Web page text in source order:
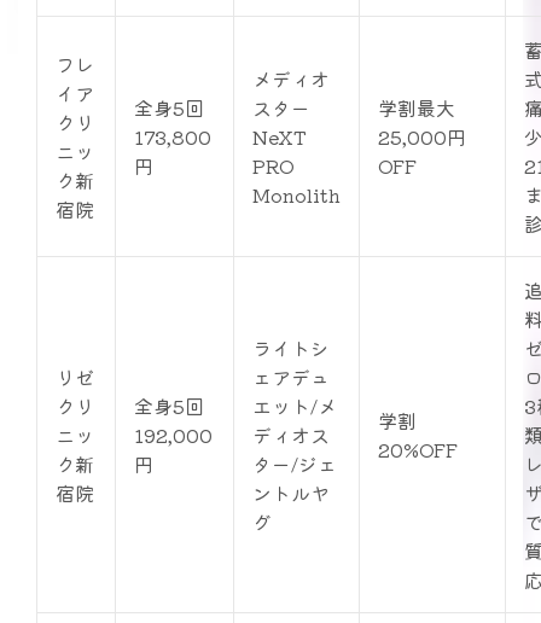
フレ
イア
クリ
ニッ
ク新
宿院
全身5回
173,800
円
メディオ
スター
NeXT
PRO
Monolith
学割最大
25,000円
OFF
リゼ
クリ
ニッ
ク新
宿院
全身5回
192,000
円
ライトシ
ェアデュ
エット/メ
ディオス
ター/ジェ
ントルヤ
グ
学割
20%OFF
3